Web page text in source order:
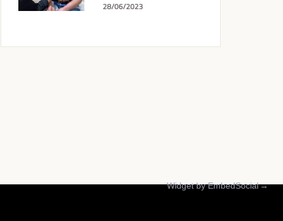
28/06/2023
Widget by EmbedSocial→